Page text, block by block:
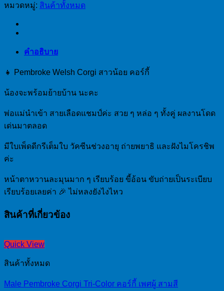
หมวดหมู่: สินค้าทั้งหมด
คำอธิบาย
👧 Pembroke Welsh Corgi สาวน้อย คอร์กี้
น้องจะพร้อมย้ายบ้าน นะคะ
พ่อแม่นำเข้า สายเลือดแชมป์ค่ะ สวย ๆ หล่อ ๆ ทั้งคู่ ผลงานโดด
เด่นมาตลอด
มีใบเพ็ดดีกรีเต็มใบ วัคซีนช่วงอายุ ถ่ายพยาธิ และฝังไมโครชิพ
ค่ะ
หน้าตาหวานละมุนมาก ๆ เรียบร้อย ขี้อ้อน ขับถ่ายเป็นระเบียบ
เรียบร้อยเลยค่า 🎉 ไม่หลงยังไงไหว
สินค้าที่เกี่ยวข้อง
Quick View
สินค้าทั้งหมด
Male Pembroke Corgi Tri-Color คอร์กี้ เพศผู้ สามสี